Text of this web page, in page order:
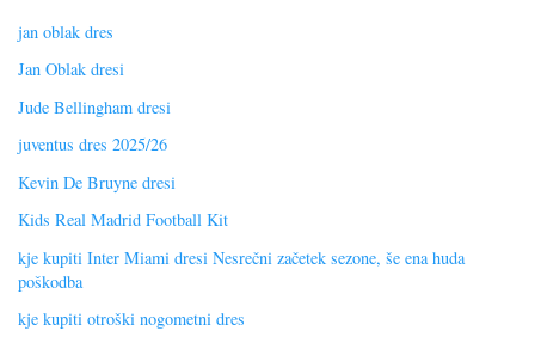
jan oblak dres
Jan Oblak dresi
Jude Bellingham dresi
juventus dres 2025/26
Kevin De Bruyne dresi
Kids Real Madrid Football Kit
kje kupiti Inter Miami dresi Nesrečni začetek sezone, še ena huda
poškodba
kje kupiti otroški nogometni dres